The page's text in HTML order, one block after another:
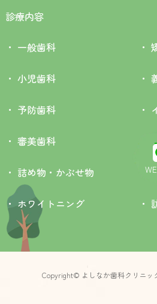
診療内容
一般歯科
小児歯科
予防歯科
審美歯科
詰め物・かぶせ物
ホワイトニング
Copyright© よしなか歯科クリニッ